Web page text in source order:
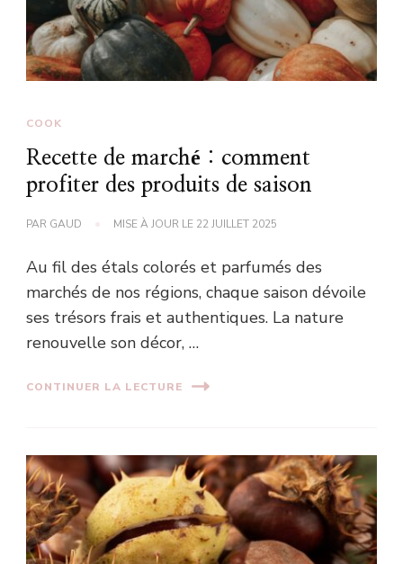
COOK
Recette de marché : comment
profiter des produits de saison
PAR GAUD MISE À JOUR LE 22 JUILLET 2025
Au fil des étals colorés et parfumés des
marchés de nos régions, chaque saison dévoile
ses trésors frais et authentiques. La nature
renouvelle son décor, …
CONTINUER LA LECTURE